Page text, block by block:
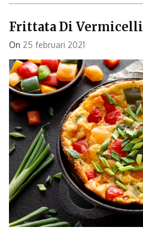
Frittata Di Vermicelli
On 25 februari 2021